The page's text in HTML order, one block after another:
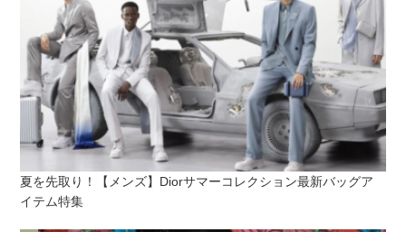
夏を先取り！【メンズ】Diorサマーコレクション最新バッグア
イテム特集